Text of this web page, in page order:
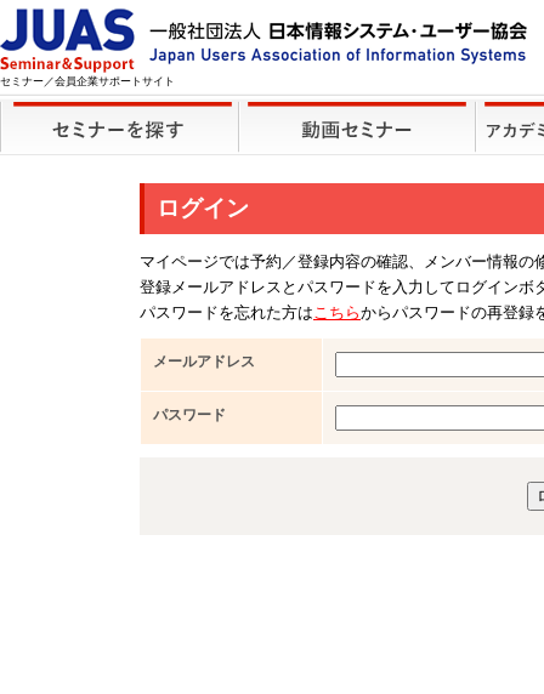
セミナー／会員企業サポートサイト
ログイン
マイページでは予約／登録内容の確認、メンバー情報の
登録メールアドレスとパスワードを入力してログインボ
パスワードを忘れた方はこちらからパスワードの再登録
メールアドレス
パスワード